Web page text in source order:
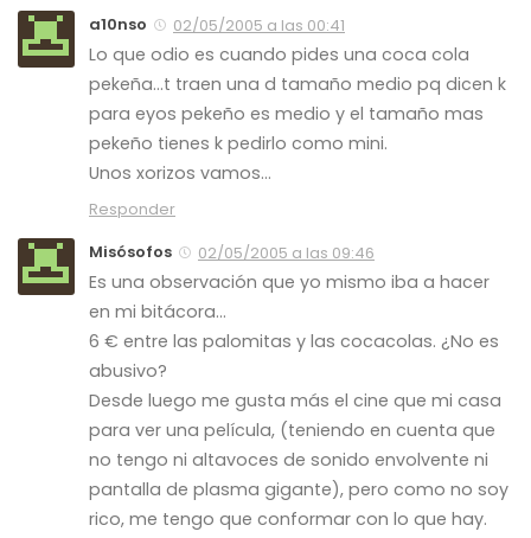
a10nso
02/05/2005 a las 00:41
Lo que odio es cuando pides una coca cola
pekeña…t traen una d tamaño medio pq dicen k
para eyos pekeño es medio y el tamaño mas
pekeño tienes k pedirlo como mini.
Unos xorizos vamos…
Responder
Misósofos
02/05/2005 a las 09:46
Es una observación que yo mismo iba a hacer
en mi bitácora…
6 € entre las palomitas y las cocacolas. ¿No es
abusivo?
Desde luego me gusta más el cine que mi casa
para ver una película, (teniendo en cuenta que
no tengo ni altavoces de sonido envolvente ni
pantalla de plasma gigante), pero como no soy
rico, me tengo que conformar con lo que hay.